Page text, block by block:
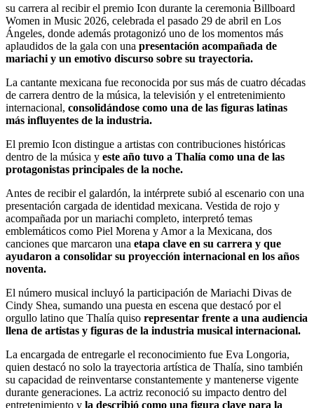
su carrera al recibir el premio Icon durante la ceremonia Billboard
Women in Music 2026, celebrada el pasado 29 de abril en Los
Ángeles, donde además protagonizó uno de los momentos más
aplaudidos de la gala con una presentación acompañada de
mariachi y un emotivo discurso sobre su trayectoria.
La cantante mexicana fue reconocida por sus más de cuatro décadas
de carrera dentro de la música, la televisión y el entretenimiento
internacional, consolidándose como una de las figuras latinas
más influyentes de la industria.
El premio Icon distingue a artistas con contribuciones históricas
dentro de la música y este año tuvo a Thalía como una de las
protagonistas principales de la noche.
Antes de recibir el galardón, la intérprete subió al escenario con una
presentación cargada de identidad mexicana. Vestida de rojo y
acompañada por un mariachi completo, interpretó temas
emblemáticos como Piel Morena y Amor a la Mexicana, dos
canciones que marcaron una etapa clave en su carrera y que
ayudaron a consolidar su proyección internacional en los años
noventa.
El número musical incluyó la participación de Mariachi Divas de
Cindy Shea, sumando una puesta en escena que destacó por el
orgullo latino que Thalía quiso representar frente a una audiencia
llena de artistas y figuras de la industria musical internacional.
La encargada de entregarle el reconocimiento fue Eva Longoria,
quien destacó no solo la trayectoria artística de Thalía, sino también
su capacidad de reinventarse constantemente y mantenerse vigente
durante generaciones. La actriz reconoció su impacto dentro del
entretenimiento y la describió como una figura clave para la